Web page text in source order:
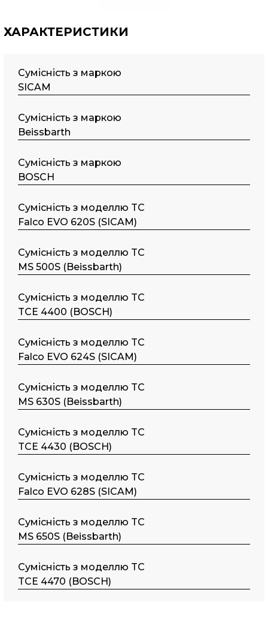
ХАРАКТЕРИСТИКИ
Сумісність з маркою
SICAM
Сумісність з маркою
Beissbarth
Сумісність з маркою
BOSCH
Сумісність з моделлю TC
Falco EVO 620S (SICAM)
Сумісність з моделлю TC
MS 500S (Beissbarth)
Сумісність з моделлю TC
TCE 4400 (BOSCH)
Сумісність з моделлю TC
Falco EVO 624S (SICAM)
Сумісність з моделлю TC
MS 630S (Beissbarth)
Сумісність з моделлю TC
TCE 4430 (BOSCH)
Сумісність з моделлю TC
Falco EVO 628S (SICAM)
Сумісність з моделлю TC
MS 650S (Beissbarth)
Сумісність з моделлю TC
TCE 4470 (BOSCH)